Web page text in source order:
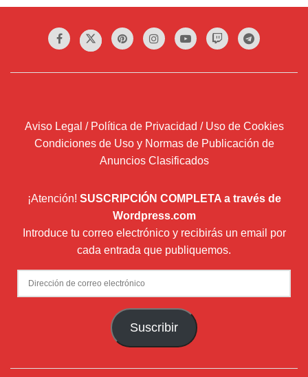
Aviso Legal / Política de Privacidad / Uso de Cookies
Condiciones de Uso y Normas de Publicación de
Anuncios Clasificados
¡Atención! SUSCRIPCIÓN COMPLETA a través de
Wordpress.com
Introduce tu correo electrónico y recibirás un email por
cada entrada que publiquemos.
Dirección
de
Suscribir